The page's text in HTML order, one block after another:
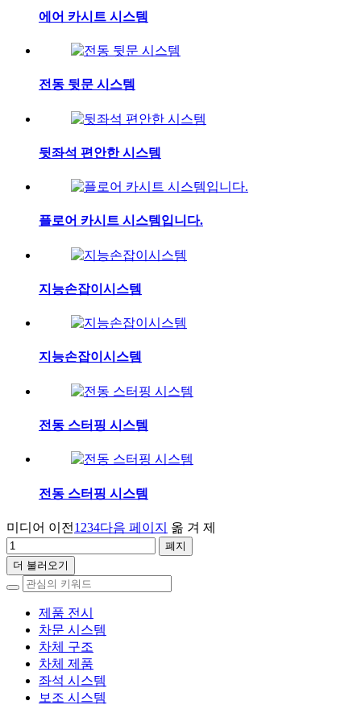
에어 카시트 시스템
전동 뒷문 시스템
뒷좌석 편안한 시스템
플로어 카시트 시스템입니다.
지능손잡이시스템
지능손잡이시스템
전동 스터핑 시스템
전동 스터핑 시스템
미디어 이전 1 234다음 페이지 옮 겨 제
더 불러오기
제품 전시
차문 시스템
차체 구조
차체 제품
좌석 시스템
보조 시스템